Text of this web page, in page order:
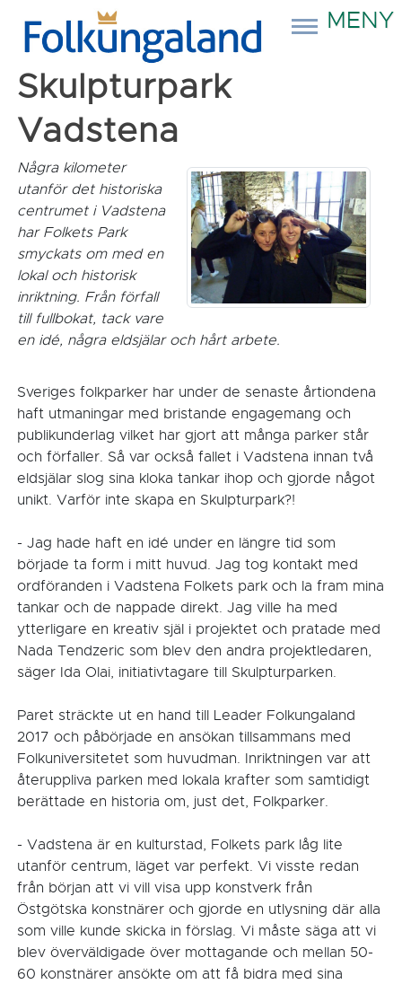
MENY
Skulpturpark
Vadstena
Några kilometer
utanför det historiska
centrumet i Vadstena
har Folkets Park
smyckats om med en
lokal och historisk
inriktning. Från förfall
till fullbokat, tack vare
en idé, några eldsjälar och hårt arbete.
Sveriges folkparker har under de senaste årtiondena
haft utmaningar med bristande engagemang och
publikunderlag vilket har gjort att många parker står
och förfaller. Så var också fallet i Vadstena innan två
eldsjälar slog sina kloka tankar ihop och gjorde något
unikt. Varför inte skapa en Skulpturpark?!
- Jag hade haft en idé under en längre tid som
började ta form i mitt huvud. Jag tog kontakt med
ordföranden i Vadstena Folkets park och la fram mina
tankar och de nappade direkt. Jag ville ha med
ytterligare en kreativ själ i projektet och pratade med
Nada Tendzeric som blev den andra projektledaren,
säger Ida Olai, initiativtagare till Skulpturparken.
Paret sträckte ut en hand till Leader Folkungaland
2017 och påbörjade en ansökan tillsammans med
Folkuniversitetet som huvudman. Inriktningen var att
återuppliva parken med lokala krafter som samtidigt
berättade en historia om, just det, Folkparker.
- Vadstena är en kulturstad, Folkets park låg lite
utanför centrum, läget var perfekt. Vi visste redan
från början att vi vill visa upp konstverk från
Östgötska konstnärer och gjorde en utlysning där alla
som ville kunde skicka in förslag. Vi måste säga att vi
blev överväldigade över mottagande och mellan 50-
60 konstnärer ansökte om att få bidra med sina